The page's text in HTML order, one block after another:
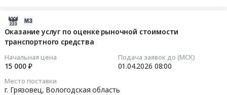
Оказание услуг по оценке рыночной стоимости
транспортного средства
Начальная цена
15 000 ₽
Подача заявок до (МСК)
01.04.2026 08:00
Место поставки
г. Грязовец, Вологодская область